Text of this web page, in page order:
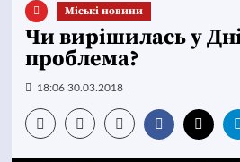
Mіські новини
Чи вирішилась у
проблема?
18:06 30.03.2018